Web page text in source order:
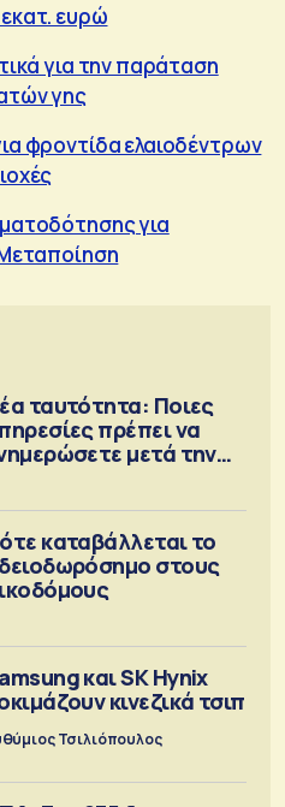
ευρώ
για την παράταση
γης
φροντίδα ελαιοδέντρων
για
ταυτότητα: Ποιες
πρέπει να
μετά την
καταβάλλεται το
στους
και SK Hynix
κινεζικά τσιπ
Τσιλιόπουλος